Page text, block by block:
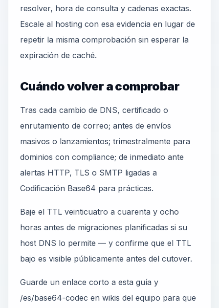
resolver, hora de consulta y cadenas exactas.
Escale al hosting con esa evidencia en lugar de
repetir la misma comprobación sin esperar la
expiración de caché.
Cuándo volver a comprobar
Tras cada cambio de DNS, certificado o
enrutamiento de correo; antes de envíos
masivos o lanzamientos; trimestralmente para
dominios con compliance; de inmediato ante
alertas HTTP, TLS o SMTP ligadas a
Codificación Base64 para prácticas.
Baje el TTL veinticuatro a cuarenta y ocho
horas antes de migraciones planificadas si su
host DNS lo permite — y confirme que el TTL
bajo es visible públicamente antes del cutover.
Guarde un enlace corto a esta guía y
/es/base64-codec en wikis del equipo para que